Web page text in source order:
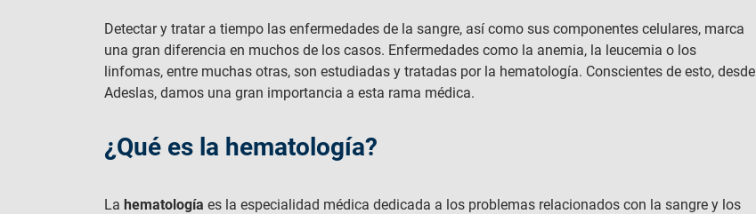
Detectar y tratar a tiempo las enfermedades de la sangre, así como sus componentes celulares, marca
una gran diferencia en muchos de los casos. Enfermedades como la anemia, la leucemia o los
linfomas, entre muchas otras, son estudiadas y tratadas por la hematología. Conscientes de esto, desde
Adeslas, damos una gran importancia a esta rama médica.
¿Qué es la hematología?
La hematología es la especialidad médica dedicada a los problemas relacionados con la sangre y los